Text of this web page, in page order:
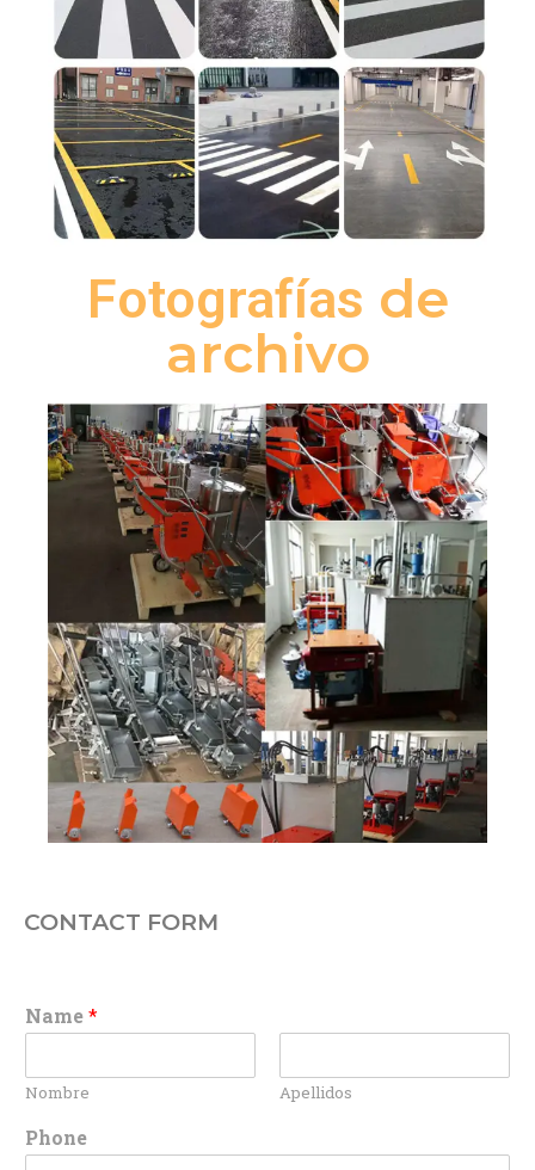
Fotografías de
archivo
CONTACT FORM
Name*
Nombre Apellidos
Phone